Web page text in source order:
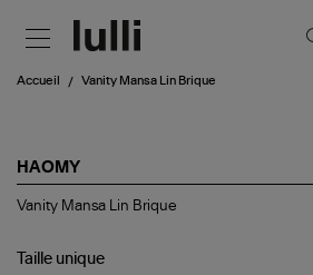
Accueil Vanity Mansa Lin Brique
HAOMY
Vanity
Brique
Vanity Mansa Lin Brique
Taille unique